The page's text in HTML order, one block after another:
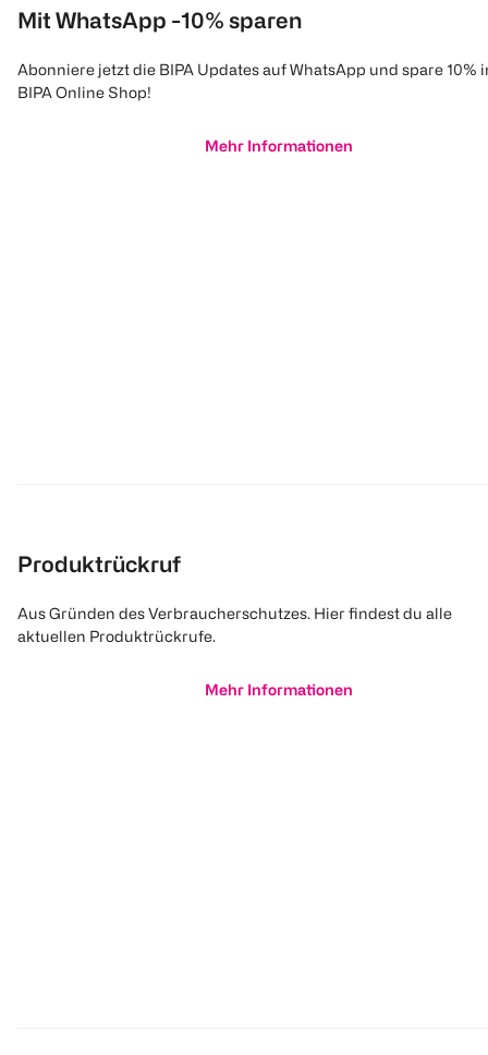
Mit WhatsApp -10% sparen
Abonniere jetzt die BIPA Updates auf WhatsApp und spare 10%
BIPA Online Shop!
Mehr Informationen
Produktrückruf
Aus Gründen des Verbraucherschutzes. Hier findest du alle
aktuellen Produktrückrufe.
Mehr Informationen